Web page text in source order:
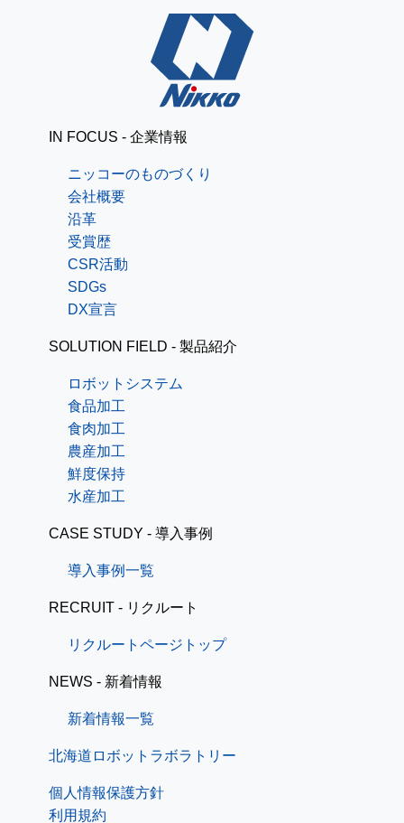
IN FOCUS - 企業情報
ニッコーのものづくり
会社概要
沿革
受賞歴
CSR活動
SDGs
DX宣言
SOLUTION FIELD - 製品紹介
ロボットシステム
食品加工
食肉加工
農産加工
鮮度保持
水産加工
CASE STUDY - 導入事例
導入事例一覧
RECRUIT - リクルート
リクルートページトップ
NEWS - 新着情報
新着情報一覧
北海道ロボットラボラトリー
個人情報保護方針
利用規約